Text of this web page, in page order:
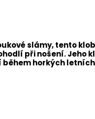
slámy, tento
při nošení. Jeho
horkých